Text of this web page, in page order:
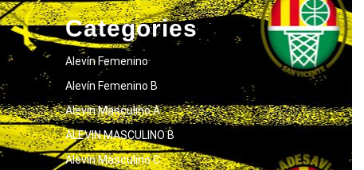
Categories
Alevín Femenino
Alevín Femenino B
Alevín Masculino A
ALEVIN MASCULINO B
Alevín Masculino C